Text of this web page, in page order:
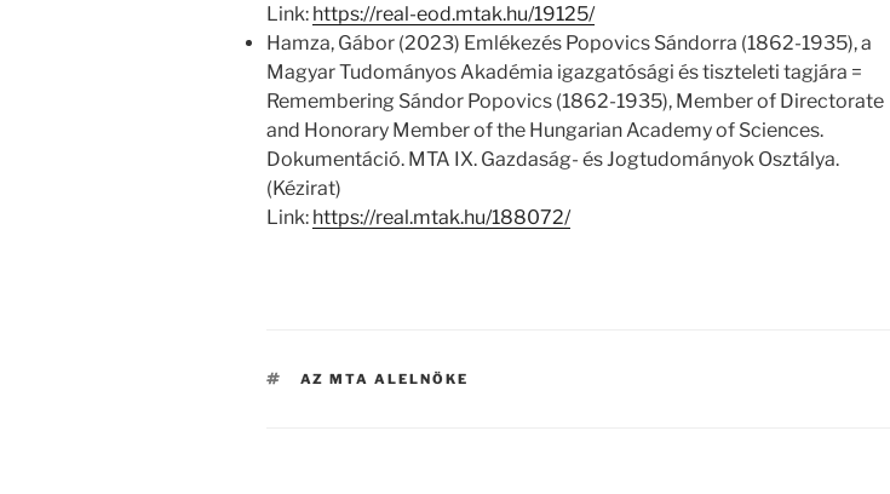
Link: https://real-eod.mtak.hu/19125/
Hamza, Gábor (2023) Emlékezés Popovics Sándorra (1862-1935), a
Magyar Tudományos Akadémia igazgatósági és tiszteleti tagjára =
Remembering Sándor Popovics (1862-1935), Member of Directorate
and Honorary Member of the Hungarian Academy of Sciences.
Dokumentáció. MTA IX. Gazdaság- és Jogtudományok Osztálya.
(Kézirat)
Link: https://real.mtak.hu/188072/
CÍMKÉK
AZ MTA ALELNÖKE